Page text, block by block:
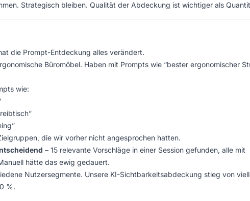
Strategisch bleiben. Qualität der Abdeckung ist wichtiger als
die Prompt-Entdeckung alles verändert.
Büromöbel. Haben mit Prompts wie “bester ergonomischer
wie:
die wir vorher nicht angesprochen hatten.
– 15 relevante Vorschläge in einer Session gefunden, alle mit
hätte das ewig gedauert.
Nutzersegmente. Unsere KI-Sichtbarkeitsabdeckung stieg von
%.